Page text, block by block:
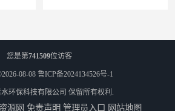
您是第741509位访客
08-08 鲁ICP备2024134526号-1
环保科技有限公司 保留所有权利.
源网 免责声明 管理员入口 网站地图